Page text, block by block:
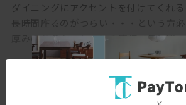
ダイニングにアクセントを付けてくれる
厚みのあるクッションの座板で長時間
ダイニングチェアの横幅と合わせてお選